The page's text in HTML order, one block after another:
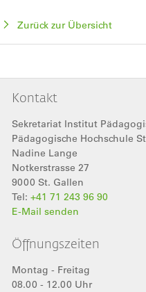
Zurück zur Übersicht
Kontakt
Sekretariat Institut
Pädagogische Hochschule
Nadine Lange
Notkerstrasse 27
9000 St. Gallen
Tel: +41 71 243 96 90
E-Mail senden
Öffnungszeiten
Montag - Freitag
08.00 - 12.00 Uhr